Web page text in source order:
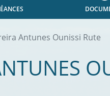
Antunes Ounissi Rute